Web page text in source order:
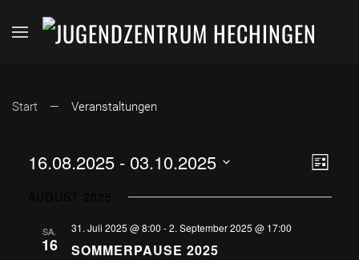
Start Veranstaltungen
Liste
16.08.2025 - 03.10.2025
SA.
16
31. Juli 2025 @ 8:00 -2. September 2025 @ 17:00
SOMMERPAUSE 2025